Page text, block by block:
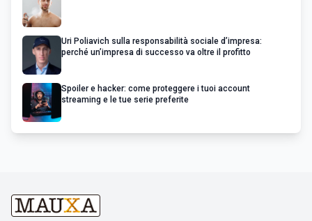
Uri Poliavich sulla responsabilità sociale d’impresa:
perché un’impresa di successo va oltre il profitto
Spoiler e hacker: come proteggere i tuoi account
streaming e le tue serie preferite